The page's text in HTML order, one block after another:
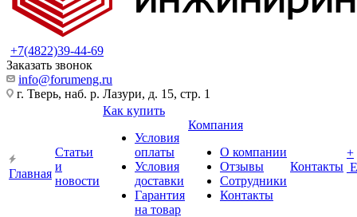
+7(4822)39-44-69
Заказать звонок
info@forumeng.ru
г. Тверь, наб. р. Лазури, д. 15, стр. 1
Главная
Статьи
и
новости
Как купить
Условия
оплаты
Условия
доставки
Гарантия
на товар
Компания
О компании
Отзывы
Сотрудники
Контакты
Контакты
+